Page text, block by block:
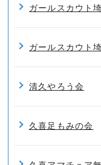
ガールスカウト
ガールスカウト
清久やろう会
久喜足もみの会